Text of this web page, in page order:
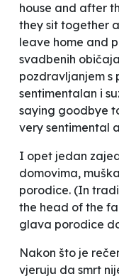
house and after
they sit together
leave home and
svadbenih
pozdravljanjem s
sentimentalan i
saying goodbye
very sentimental
I opet jedan
domovima,
porodice. (In
the head of the
glava porodice
Nakon što je
vjeruju da smrt